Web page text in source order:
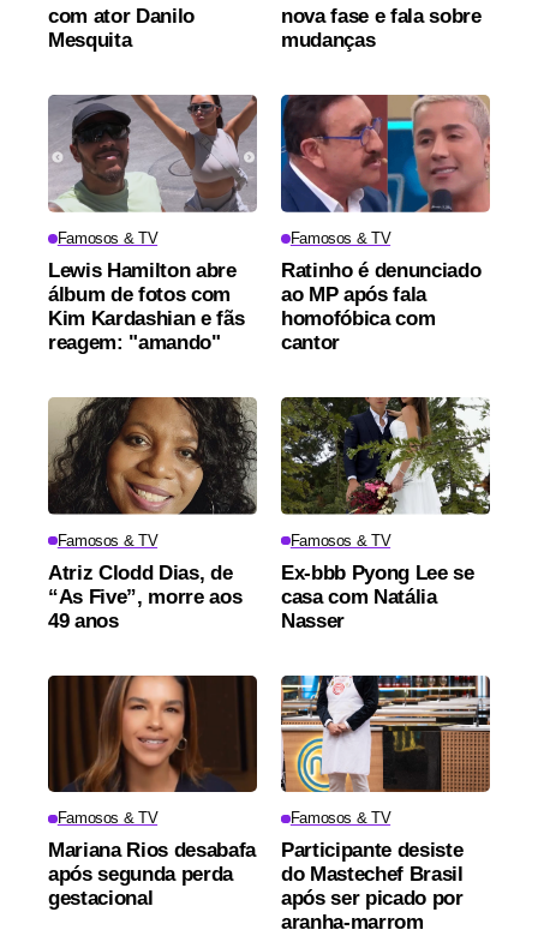
com ator Danilo
Mesquita
nova fase e fala sobre
mudanças
Famosos & TV
Lewis Hamilton abre
álbum de fotos com
Kim Kardashian e fãs
reagem: "amando"
Famosos & TV
Ratinho é denunciado
ao MP após fala
homofóbica com
cantor
Famosos & TV
Atriz Clodd Dias, de
“As Five”, morre aos
49 anos
Famosos & TV
Ex-bbb Pyong Lee se
casa com Natália
Nasser
Famosos & TV
Mariana Rios desabafa
após segunda perda
gestacional
Famosos & TV
Participante desiste
do Mastechef Brasil
após ser picado por
aranha-marrom